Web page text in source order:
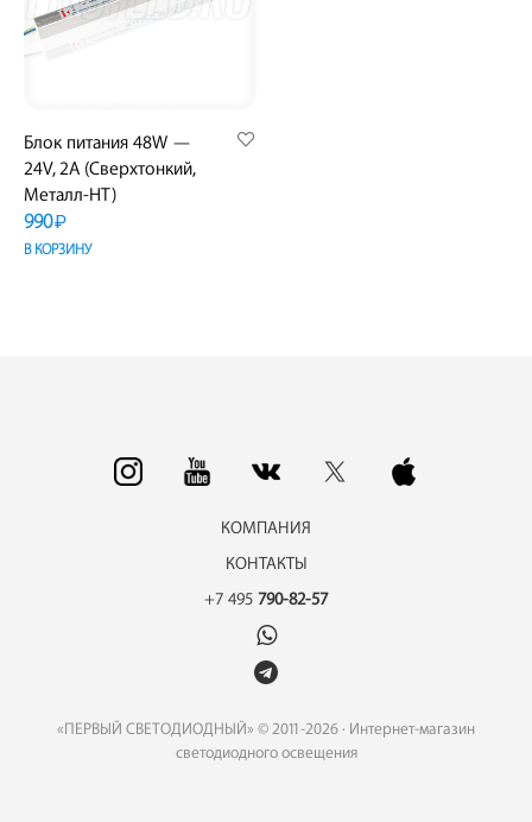
Блок питания 48W —
24V, 2A (Сверхтонкий,
Металл-HT)
990₽
В КОРЗИНУ
КОМПАНИЯ
КОНТАКТЫ
+7 495 790-82-57
«ПЕРВЫЙ СВЕТОДИОДНЫЙ» © 2011-2026 · Интернет-магазин
светодиодного освещения